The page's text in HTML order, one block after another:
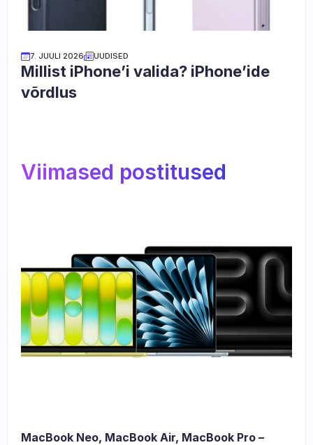
7. JUULI 2026 UUDISED
Millist iPhone’i valida? iPhone’ide
võrdlus
Viimased postitused
MacBook Neo, MacBook Air, MacBook Pro –